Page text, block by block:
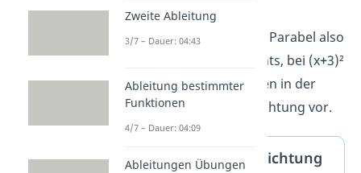
Bei (x –3)² schiebst du die Parabel also
um 3 Einheiten nach rechts, bei (x+3)²
nach links. Das Vorzeichen in der
Klammer gibt also die Richtung vor.
Verschiebung in x-Richtung
Zweite Ableitung
3/7 – Dauer: 04:43
Ableitung bestimmter
Funktionen
4/7 – Dauer: 04:09
Ableitungen Übungen